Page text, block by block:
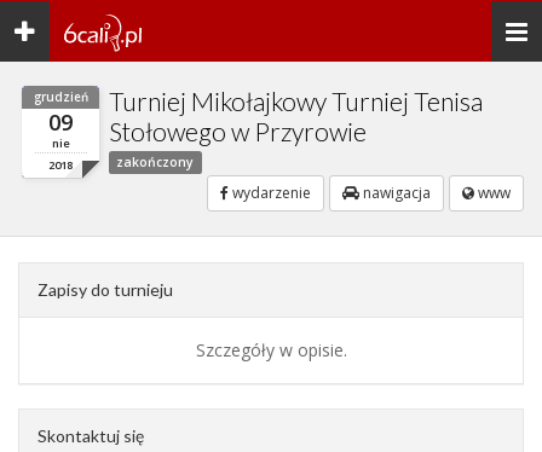
Toggle
navigation
grudzień
09
nie
2018
Turniej Mikołajkowy Turniej Tenisa
Stołowego w Przyrowie
zakończony
wydarzenie nawigacja www
Zapisy do turnieju
Szczegóły w opisie.
Skontaktuj się